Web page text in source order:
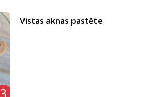
3
Vistas aknas pastēte